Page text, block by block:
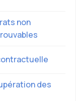
non
des